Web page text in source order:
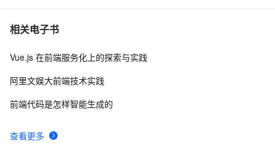
相关电子书
查看更多
Vue.js 在前端服务化上的探索与实践
阿里文娱大前端技术实践
前端代码是怎样智能生成的